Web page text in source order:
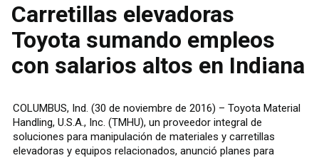
Carretillas elevadoras
Toyota sumando empleos
con salarios altos en Indiana
COLUMBUS, Ind. (30 de noviembre de 2016) – Toyota Material
Handling, U.S.A., Inc. (TMHU), un proveedor integral de
soluciones para manipulación de materiales y carretillas
elevadoras y equipos relacionados, anunció planes para